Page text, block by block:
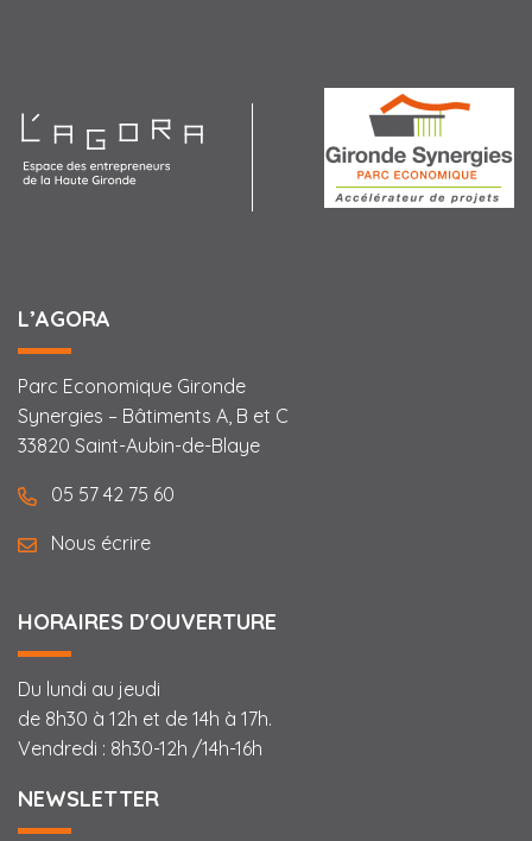
L’AGORA
Parc Economique Gironde
Synergies – Bâtiments A, B et C
33820 Saint-Aubin-de-Blaye
05 57 42 75 60
Nous écrire
HORAIRES D'OUVERTURE
Du lundi au jeudi
de 8h30 à 12h et de 14h à 17h.
Vendredi : 8h30-12h /14h-16h
NEWSLETTER